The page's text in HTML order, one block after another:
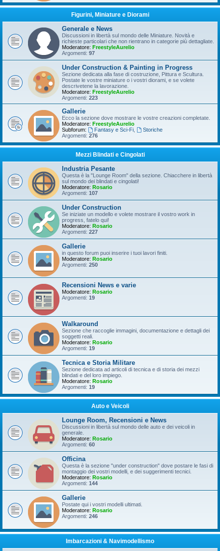
Figurini, Miniature e Diorami
Generale e News
Discussioni in libertà sul mondo delle Miniature. Novità e
richieste particolari che non rientrano in categorie più dettagliate.
Moderatore: FreestyleAurelio
Argomenti: 97
Under Construction & Painting in Progress
Sezione dedicata alla fase di costruzione, Pittura e Scultura.
Postate le vostre miniature o i vostri diorami, e se volete
descrivetene la lavorazione.
Moderatore: FreestyleAurelio
Argomenti: 223
Gallerie
Ecco la sezione dove mostrare le vostre creazioni completate.
Moderatore: FreestyleAurelio
Subforum:
Fantasy e Sci-Fi,
Storiche
Argomenti: 276
Mezzi Blindati e Cingolati
Industria Pesante
Questa è la "Lounge Room" della sezione. Chiacchere in libertà
sul mondo dei blindati e cingolati!
Moderatore: Rosario
Argomenti: 107
Under Construction
Se iniziate un modello e volete mostrare il vostro work in
progress, fatelo qui!
Moderatore: Rosario
Argomenti: 227
Gallerie
in questo forum puoi inserire i tuoi lavori finiti.
Moderatore: Rosario
Argomenti: 250
Recensioni News e varie
Moderatore: Rosario
Argomenti: 19
Walkaround
Sezione che raccoglie immagini, documentazione e dettagli dei
soggetti reali.
Moderatore: Rosario
Argomenti: 19
Tecnica e Storia Militare
Sezione dedicata ad articoli di tecnica e di storia dei mezzi
blindati e del loro impiego.
Moderatore: Rosario
Argomenti: 19
Auto e Veicoli
Lounge Room, Recensioni e News
Discussioni in libertà sul mondo delle auto e dei veicoli in
generale.
Moderatore: Rosario
Argomenti: 60
Officina
Questa è la sezione "under construction" dove postare le fasi di
montaggio dei vostri modelli, e dei suggerimenti tecnici.
Moderatore: Rosario
Argomenti: 144
Gallerie
Postate qui i vostri modelli ultimati.
Moderatore: Rosario
Argomenti: 246
Imbarcazioni & Navimodellismo